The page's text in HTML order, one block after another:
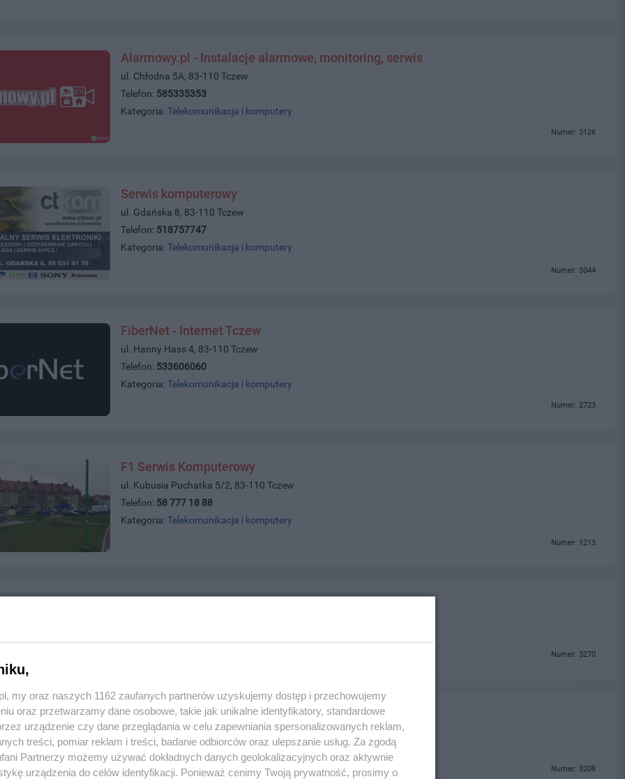
Alarmowy.pl - Instalacje alarmowe, monitoring, serwis
ul. Chłodna 5A, 83-110 Tczew
Telefon: 585335353
Kategoria:Telekomunikacja i komputery
Numer: 3126
Serwis komputerowy
ul. Gdańska 8, 83-110 Tczew
Telefon: 518757747
Kategoria:Telekomunikacja i komputery
Numer: 3044
FiberNet - Internet Tczew
ul. Hanny Hass 4, 83-110 Tczew
Telefon: 533606060
Kategoria:Telekomunikacja i komputery
Numer: 2723
F1 Serwis Komputerowy
ul. Kubusia Puchatka 5/2, 83-110 Tczew
Telefon: 58 777 18 88
Kategoria:Telekomunikacja i komputery
Numer: 1213
15, 83-110 Tczew
Numer: 3270
za Granicą
30, 94-238 kwiatowa 30 Łódź
i komputery Numer: 3208
my oraz naszych 1162 zaufanych partnerów uzyskujemy dostęp i przechowujemy
oraz przetwarzamy dane osobowe, takie jak unikalne identyfikatory, standardowe
urządzenie czy dane przeglądania w celu zapewniania spersonalizowanych reklam,
treści, pomiar reklam i treści, badanie odbiorców oraz ulepszanie usług. Za zgodą
Partnerzy możemy używać dokładnych danych geolokalizacyjnych oraz aktywnie
urządzenia do celów identyfikacji. Ponieważ cenimy Twoją prywatność, prosimy o